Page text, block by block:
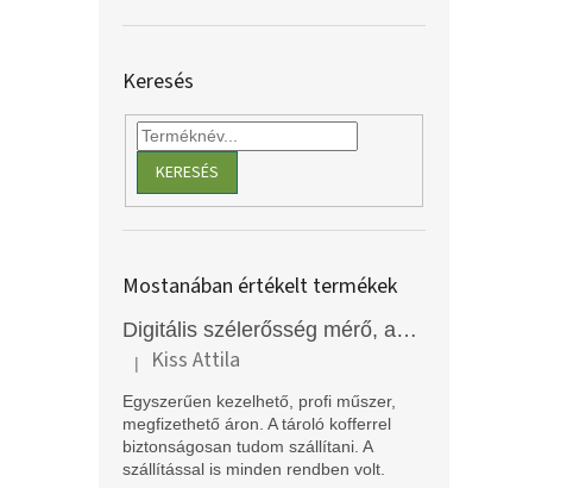
Keresés
KERESÉS
Mostanában értékelt termékek
Digitális szélerősség mérő, anemométer, EM2250
A termék értékelése 5-ből 5 csillag.
| Kiss Attila
Egyszerűen kezelhető, profi műszer,
megfizethető áron. A tároló kofferrel
biztonságosan tudom szállítani. A
szállítással is minden rendben volt.